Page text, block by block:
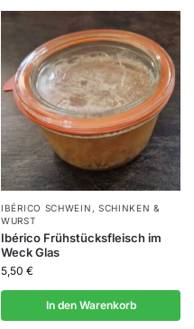
IBÉRICO SCHWEIN , SCHINKEN &
WURST
Ibérico Frühstücksfleisch im
Weck Glas
5,50 €
In den Warenkorb